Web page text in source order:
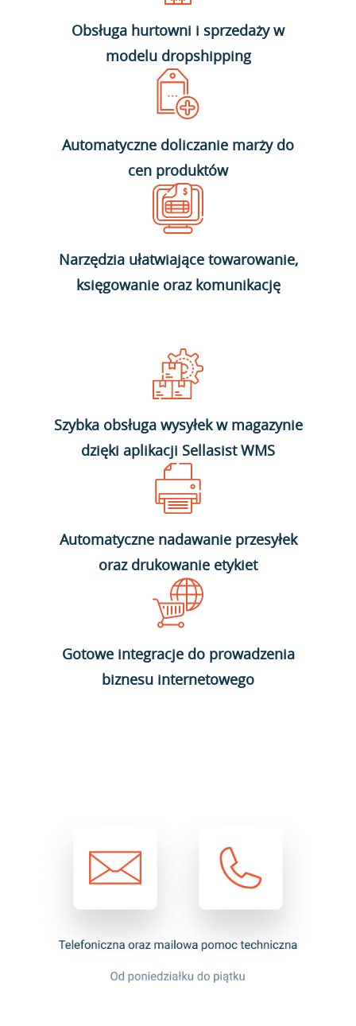
Obsługa hurtowni i sprzedaży w
modelu dropshipping
Automatyczne doliczanie marży do
cen produktów
Narzędzia ułatwiające towarowanie,
księgowanie oraz komunikację
Szybka obsługa wysyłek w magazynie
dzięki aplikacji Sellasist WMS
Automatyczne nadawanie przesyłek
oraz drukowanie etykiet
Gotowe integracje do prowadzenia
biznesu internetowego